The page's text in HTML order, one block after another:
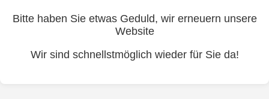
Bitte haben Sie etwas Geduld, wir erneuern unsere
Website
Wir sind schnellstmöglich wieder für Sie da!